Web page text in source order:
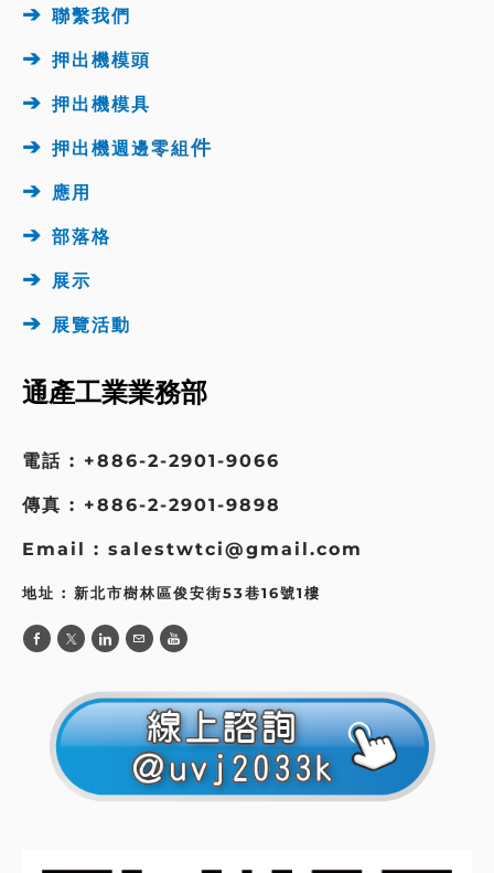
➔ 聯繫我們
➔ 押出機模頭
➔ 押出機模具
➔ 押出機週邊零組件
➔ 應用
➔ 部落格
➔ 展示
➔ 展覽活動
通產工業業務部
電話 : +886-2-2901-9066
傳真 : +886-2-2901-9898
Email : salestwtci@gmail.com
地址 : 新北市樹林區俊安街53巷16號1樓